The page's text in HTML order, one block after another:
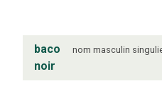
baco
noir
nom masculin